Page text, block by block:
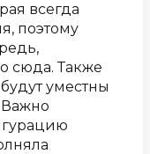
всегда
поэтому
сюда. Также
уместны
Важно